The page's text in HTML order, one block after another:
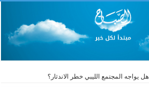
هل يواجه المجتمع الليبي خطر الاندثار؟